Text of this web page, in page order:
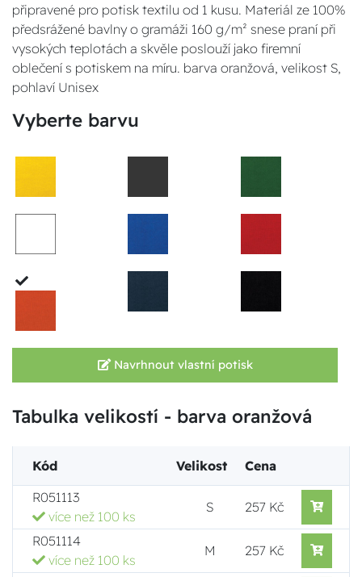
připravené pro potisk textilu od 1 kusu. Materiál ze 100%
předsrážené bavlny o gramáži 160 g/m² snese praní při
vysokých teplotách a skvěle poslouží jako firemní
oblečení s potiskem na míru. barva oranžová, velikost S,
pohlaví Unisex
Vyberte barvu
Navrhnout vlastní potisk
Tabulka velikostí - barva oranžová
Kód Velikost
Cena
R051113
více než 100 ks
S 257 Kč
R051114
více než 100 ks
M 257 Kč